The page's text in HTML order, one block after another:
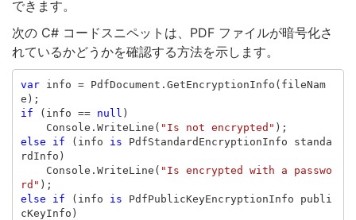
できます。
次の C# コードスニペットは、PDF ファイルが暗号化さ
れているかどうかを確認する方法を示します。
var info = PdfDocument . GetEncryptionInfo ( fileNam
e );
if
( info == null )
Console . WriteLine ( "Is not encrypted" );
else
if ( info is PdfStandardEncryptionInfo
standa
rdInfo )
Console . WriteLine ( "Is encrypted with a passwo
rd" );
else
if ( info is PdfPublicKeyEncryptionInfo
publi
cKeyInfo )